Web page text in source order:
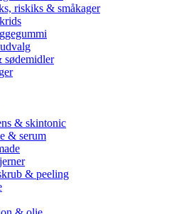
riskiks & småkager
sødemidler
& skintonic
& serum
& peeling